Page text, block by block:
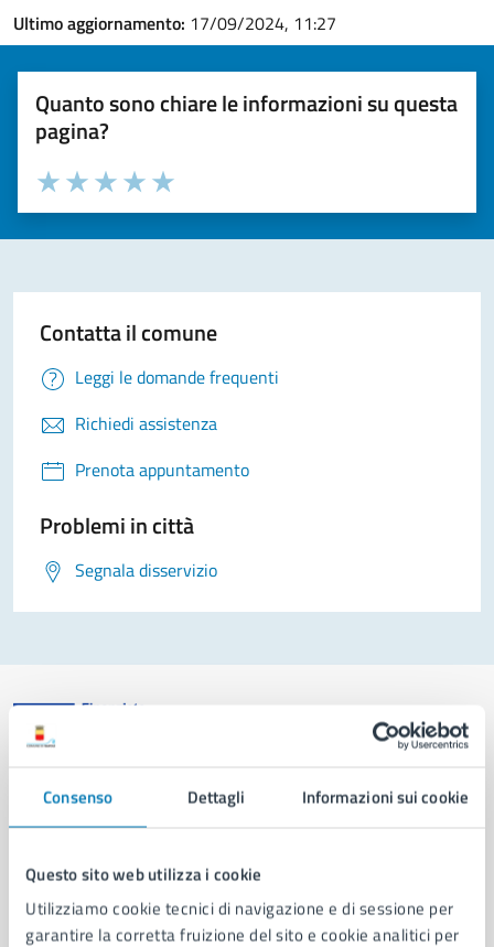
Consenso Dettagli Informazioni sui cookie
Questo sito web utilizza i cookie
Utilizziamo cookie tecnici di navigazione e di sessione per
garantire la corretta fruizione del sito e cookie analitici per
Ultimo aggiornamento: 17/09/2024, 11:27
Quanto sono chiare le informazioni su questa
pagina?
Valuta la chiarezza delle informazioni (da 1 a 5 stelle)
Seleziona il numero di stelle per valutare la chiarezza delle
Valuta 5 stelle su 5
Valuta 4 stelle su 5
Valuta 3 stelle su 5
Valuta 2 stelle su 5
Valuta 1 stelle su 5
Contatta il comune
Leggi le domande frequenti
Richiedi assistenza
Prenota appuntamento
Problemi in città
Segnala disservizio
Comune di Napoli
Aree amministrative
Organi di governo
Municipalità